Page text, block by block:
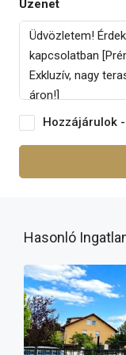
Üzenet
Hozzájárulok -
Hasonló